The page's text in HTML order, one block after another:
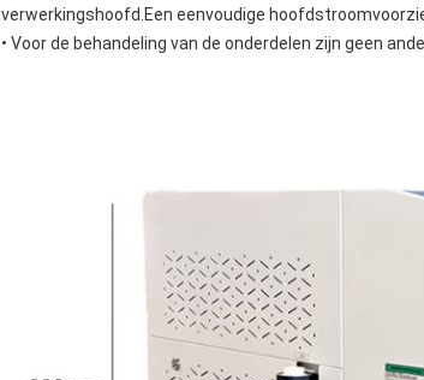
verwerkingshoofd.Een eenvoudige
• Voor de behandeling van de onderdelen zijn geen